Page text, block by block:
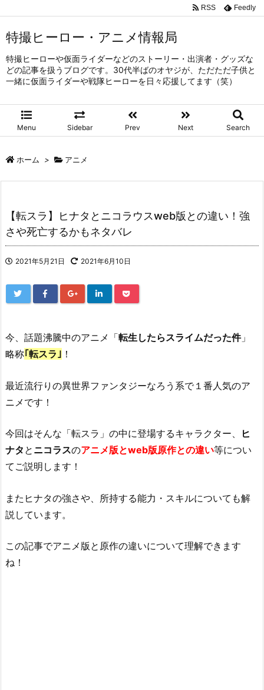
特撮ヒーロー・アニメ情報局
特撮ヒーローや仮面ライダーなどのストーリー・出演者・グッズな
どの記事を扱うブログです。30代半ばのオヤジが、ただただ子供と
一緒に仮面ライダーや戦隊ヒーローを日々応援してます（笑）
Menu Sidebar Prev Next Search
RSS Feedly
ホーム > アニメ
【転スラ】ヒナタとニコラウスweb版との違い！強
さや死亡するかもネタバレ
2021年5月21日 2021年6月10日
今、 話題沸騰中のアニメ「転生したらスライムだった件」
略称｢転スラ｣ ！
最近流行りの異世界ファンタジーなろう系で１番人気のア
ニメです！
今回はそんな「転スラ」の中に登場するキャラクター、
ヒ
ナタ と ニコラスのアニメ版とweb版原作との違い等につい
てご説明します！
またヒナタの強さや、所持する能力・スキルについても解
説しています。
この記事でアニメ版と原作の違いについて理解できます
ね！